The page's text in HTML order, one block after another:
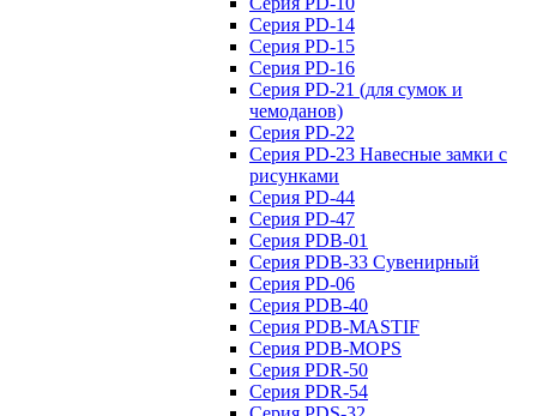
Серия PD-14
Серия PD-15
Серия PD-16
Серия PD-21 (для сумок и
чемоданов)
Серия PD-22
Серия PD-23 Навесные замки с
рисунками
Серия PD-44
Серия PD-47
Серия PDB-01
Серия PDB-33 Сувенирный
Серия PD-06
Серия PDB-40
Серия PDB-MASTIF
Серия PDB-MOPS
Серия PDR-50
Серия PDR-54